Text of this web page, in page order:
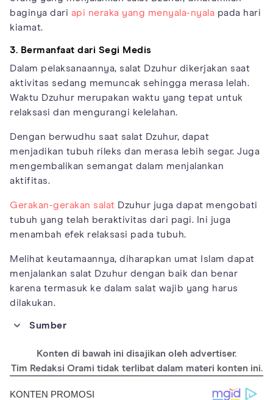
baginya dari api neraka yang menyala-nyala pada hari
kiamat.
3. Bermanfaat dari Segi Medis
Dalam pelaksanaannya, salat Dzuhur dikerjakan saat
aktivitas sedang memuncak sehingga merasa lelah.
Waktu Dzuhur merupakan waktu yang tepat untuk
relaksasi dan mengurangi kelelahan.
Dengan berwudhu saat salat Dzuhur, dapat
menjadikan tubuh rileks dan merasa lebih segar. Juga
mengembalikan semangat dalam menjalankan
aktifitas.
Gerakan-gerakan salat Dzuhur juga dapat mengobati
tubuh yang telah beraktivitas dari pagi. Ini juga
menambah efek relaksasi pada tubuh.
Melihat keutamaannya, diharapkan umat Islam dapat
menjalankan salat Dzuhur dengan baik dan benar
karena termasuk ke dalam salat wajib yang harus
dilakukan.
Sumber
01
https://jagad.id/langkah-langkah-sholat-zhuhur-lengkap-
dengan-gambar/
https://www.dictio.id/t/apa-saja-manfaat-dan-keutamaan-shalat-
Konten di bawah ini disajikan oleh advertiser.
Tim Redaksi Orami tidak terlibat dalam materi konten ini.